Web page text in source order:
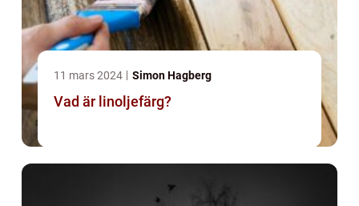
11 mars 2024 Simon Hagberg
Vad är linoljefärg?